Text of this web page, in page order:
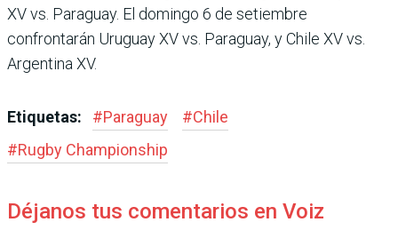
XV vs. Paraguay. El domingo 6 de setiembre
confrontarán Uruguay XV vs. Paraguay, y Chile XV vs.
Argentina XV.
Etiquetas: #Paraguay #Chile
#Rugby Champions­hip
Déjanos tus comentarios en Voiz